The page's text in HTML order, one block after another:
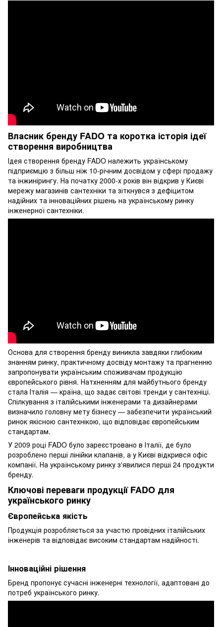
Власник бренду FADO та коротка історія ідеї
створення виробництва
Ідея створення бренду FADO належить українському
підприємцю з більш ніж 10-річним досвідом у сфері продажу
та інжинірингу. На початку 2000-х років він відкрив у Києві
мережу магазинів сантехніки та зіткнувся з дефіцитом
надійних та інноваційних рішень на українському ринку
інженерної сантехніки.
Основа для створення бренду виникла завдяки глибоким
знанням ринку, практичному досвіду монтажу та прагненню
запропонувати українським споживачам продукцію
європейського рівня. Натхненням для майбутнього бренду
стала Італія — країна, що задає світові тренди у сантехніці.
Спілкування з італійськими інженерами та дизайнерами
визначило головну мету бізнесу — забезпечити український
ринок якісною сантехнікою, що відповідає європейським
стандартам.
У 2009 році FADO було зареєстровано в Італії, де було
розроблено перші лінійки клапанів, а у Києві відкрився офіс
компанії. На українському ринку з'явилися перші 24 продукти
бренду.
Ключові переваги продукції FADO для
українського ринку
Європейська якість
Продукція розробляється за участю провідних італійських
інженерів та відповідає високим стандартам надійності.
Інноваційні рішення
Бренд пропонує сучасні інженерні технології, адаптовані до
потреб українського ринку.